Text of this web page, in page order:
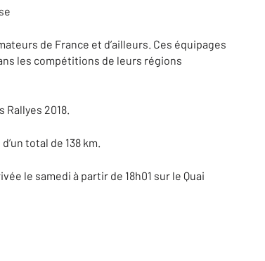
de France et d’ailleurs. Ces équipages
les compétitions de leurs régions
2018.
total de 138 km.
le samedi à partir de 18h01 sur le Quai